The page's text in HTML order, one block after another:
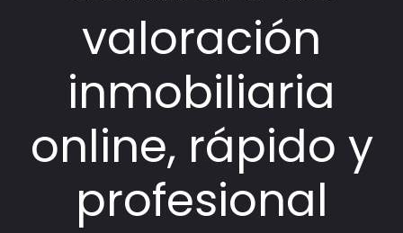
valoración
inmobiliaria
online, rápido y
profesional